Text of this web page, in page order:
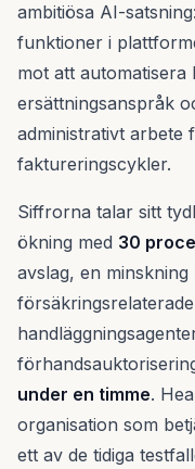
ambitiösa AI-
funktioner i
mot att automatisera
ersättningsanspråk
administrativt arbete
faktureringscykler.
Siffrorna talar sitt
ökning med 30
avslag, en minskning
under en timme.
organisation som
ett av de tidiga